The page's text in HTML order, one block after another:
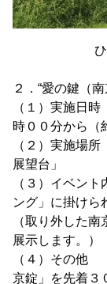
２．“愛の鍵（
（１）実施日
時００分から
（２）実施場
展望台」
（３）イベン
ング」に掛けら
（取り外した
展示します。）
（４）その
京錠」を先着３